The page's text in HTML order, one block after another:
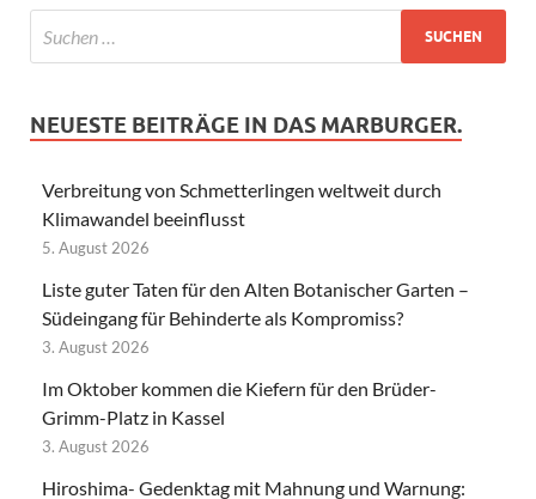
NEUESTE BEITRÄGE IN DAS MARBURGER.
Verbreitung von Schmetterlingen weltweit durch
Klimawandel beeinflusst
5. August 2026
Liste guter Taten für den Alten Botanischer Garten –
Südeingang für Behinderte als Kompromiss?
3. August 2026
Im Oktober kommen die Kiefern für den Brüder-
Grimm-Platz in Kassel
3. August 2026
Hiroshima- Gedenktag mit Mahnung und Warnung: